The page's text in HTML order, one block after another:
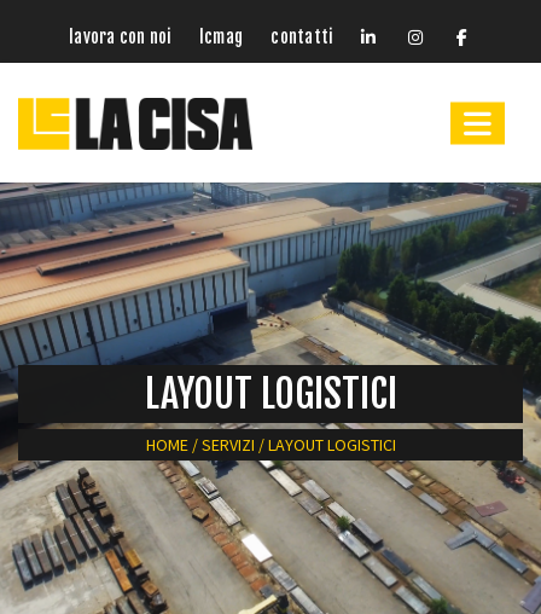
lavora con noi lcmag contatti
LAYOUT LOGISTICI
HOME/SERVIZI /LAYOUT LOGISTICI